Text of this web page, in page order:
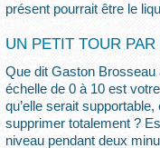
présent pourrait être le
UN PETIT TOUR
Que dit Gaston Brosseau à ses patients ? « A combien, sur une
échelle de 0 à 10 est
qu’elle serait
supprimer totalement ?
niveau pendant deux